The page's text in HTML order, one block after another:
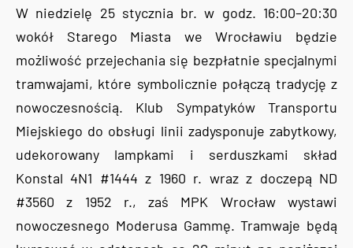
W niedzielę 25 stycznia br. w godz. 16:00–20:30
wokół Starego Miasta we Wrocławiu będzie
możliwość przejechania się bezpłatnie specjalnymi
tramwajami, które symbolicznie połączą tradycję z
nowoczesnością. Klub Sympatyków Transportu
Miejskiego do obsługi linii zadysponuje zabytkowy,
udekorowany lampkami i serduszkami skład
Konstal 4N1 #1444 z 1960 r. wraz z doczepą ND
#3560 z 1952 r., zaś MPK Wrocław wystawi
nowoczesnego Moderusa Gammę. Tramwaje będą